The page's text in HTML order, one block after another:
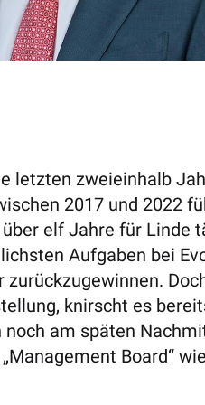
letzten zweieinhalb
2017 und 2022
elf Jahre für Linde
Aufgaben bei
knirscht es
am späten
Board“